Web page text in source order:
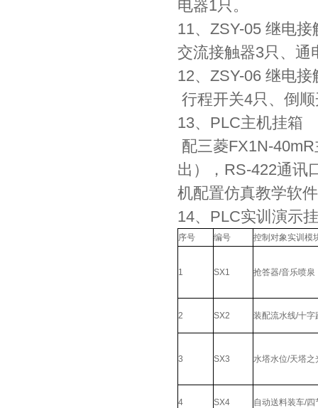
电器1只。
11、ZSY-05 继电
交流接触器3只、通
12、ZSY-06 继电
行程开关4只、倒
13、PLC主机挂箱
配三菱FX1N-
出），RS-422通讯
机配置仿真教学软
14、PLC实训演示
序号 编号 控制对象实训模
1 SX1 抢答器/音乐喷泉
2 SX2 装配流水线/十字
3 SX3 水塔水位/天塔之
4 SX4 自动送料装车/四